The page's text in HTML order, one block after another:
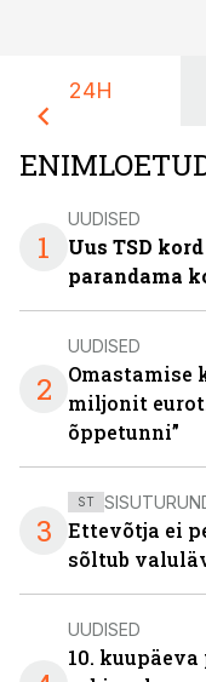
24H
1
UUDISED
Uus TSD
parandama
2
UUDISED
Omastamise
miljonit
õppetunni”
3
ST
Ettevõtja ei
sõltub
UUDISED
10.